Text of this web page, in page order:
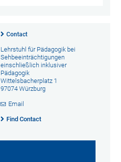
Contact
Lehrstuhl für Pädagogik bei
Sehbeeinträchtigungen
einschließlich inklusiver
Pädagogik
Wittelsbacherplatz 1
97074 Würzburg
Email
Find Contact